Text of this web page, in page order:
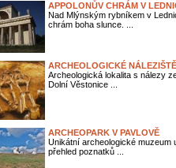
APPOLONŮV CHRÁM V
Nad Mlýnským rybníkem v
chrám boha slunce. ...
ARCHEOLOGICKÉ
Archeologická lokalita s nálezy
Dolní Věstonice ...
ARCHEOPARK V PAVLOVĚ
Unikátní archeologické muzeum
přehled poznatků ...